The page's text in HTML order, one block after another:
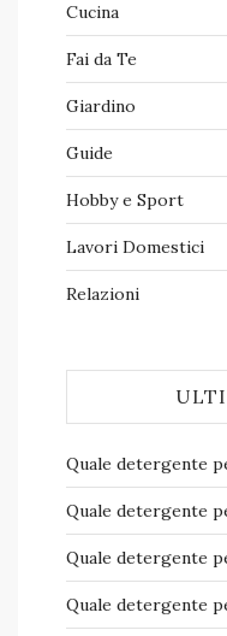
Cucina
Fai da Te
Giardino
Guide
Hobby e Sport
Lavori Domestici
Relazioni
Quale detergente
Quale detergente
Quale detergente
Quale detergente